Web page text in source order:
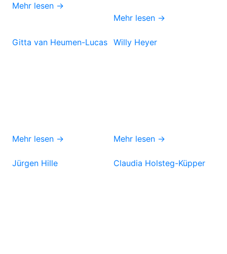
Mehr lesen →
Mehr lesen →
Gitta van Heumen-Lucas
Mehr lesen →
Willy Heyer
Mehr lesen →
Jürgen Hille Claudia Holsteg-Küpper